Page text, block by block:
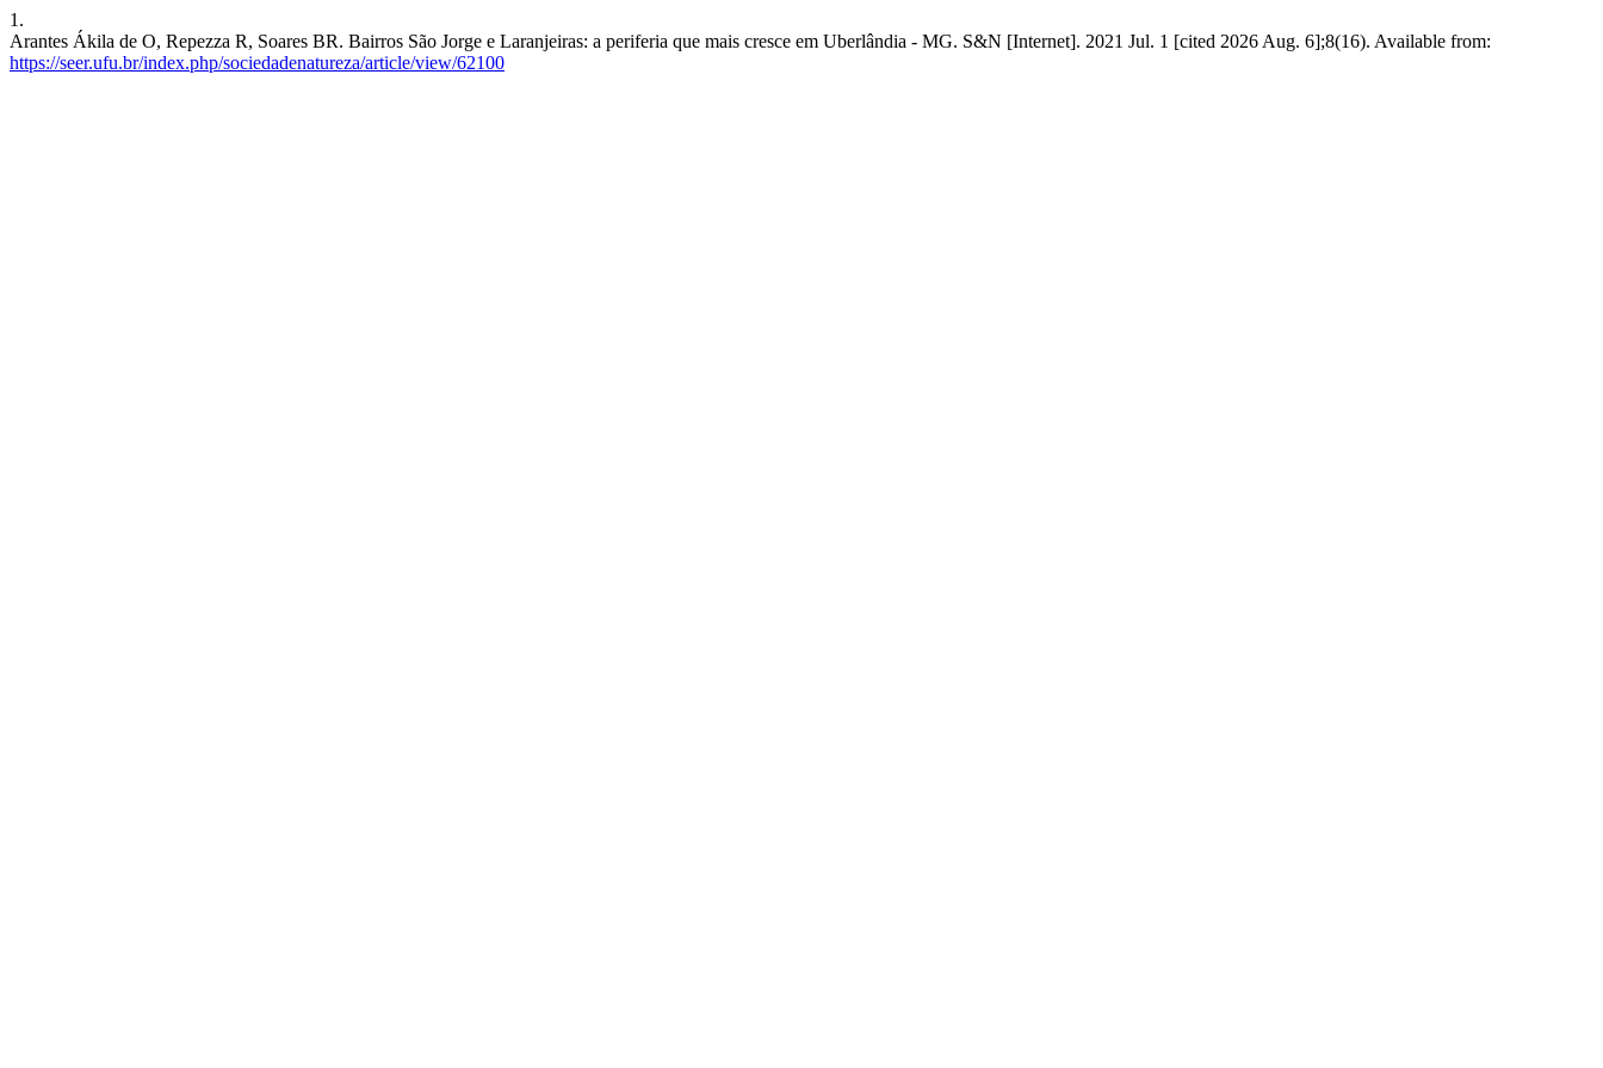
1.
Arantes Ákila de O, Repezza R, Soares BR. Bairros São Jorge e Laranjeiras: a periferia que mais cresce em Uberlândia - MG. S&N [Internet]. 2021 Jul. 1 [cited 2026 Aug. 6];8(16). Available from:
https://seer.ufu.br/index.php/sociedadenatureza/article/view/62100